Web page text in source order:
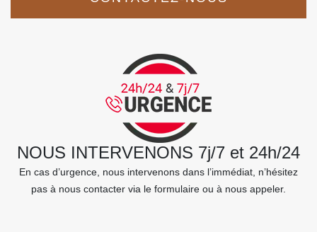
NOUS INTERVENONS 7j/7 et 24h/24
En cas d’urgence, nous intervenons dans l’immédiat, n’hésitez
pas à nous contacter via le formulaire ou à nous appeler.